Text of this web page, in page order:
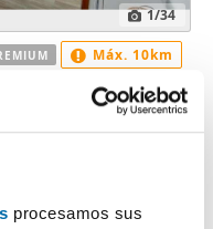
procesamos sus
1/34
san Gabriel, babel,
Máx. 10km